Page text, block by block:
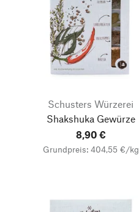
Schusters Würzerei
Shakshuka Gewürze
8,90 €
Grundpreis: 404,55 €/kg